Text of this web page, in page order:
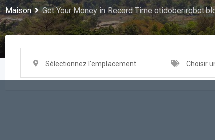
Maison Get Your Money in Record Time
Sélectionnez l'emplacement Choisir